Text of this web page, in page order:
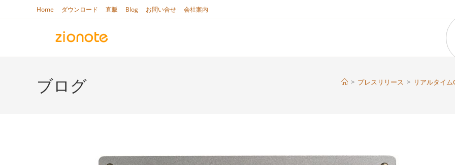
ン
ツ
Home ダウンロード 直販 Blog お問い合せ 会社案内
ブログ > プレスリリース > リアルタイ